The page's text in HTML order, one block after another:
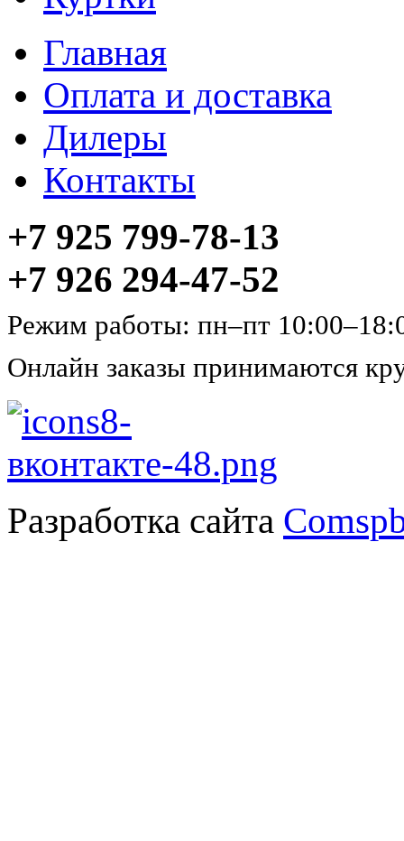
Главная
Оплата и доставка
Дилеры
Контакты
+7 925 799-78-13
+7 926 294-47-52
Режим работы: пн–пт
Онлайн заказы принимаются
Разработка сайта